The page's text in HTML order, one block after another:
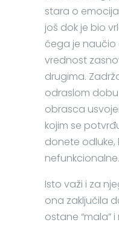
stara o
još dok je bio
čega je
vrednost
drugima.
odraslom
obrasca
kojim se
donete odluke,
nefunkcionalne.
Isto važi i za
ona zaključila
ostane “mala”